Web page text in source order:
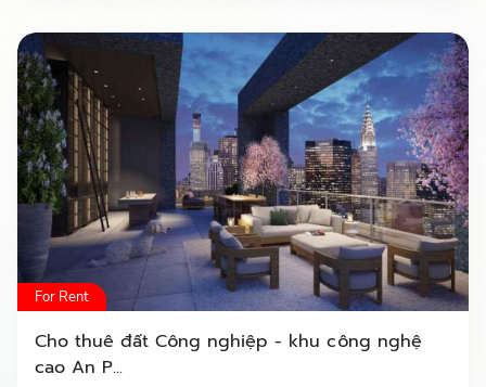
For Rent
Cho thuê đất Công nghiệp - khu công nghệ
cao An P...